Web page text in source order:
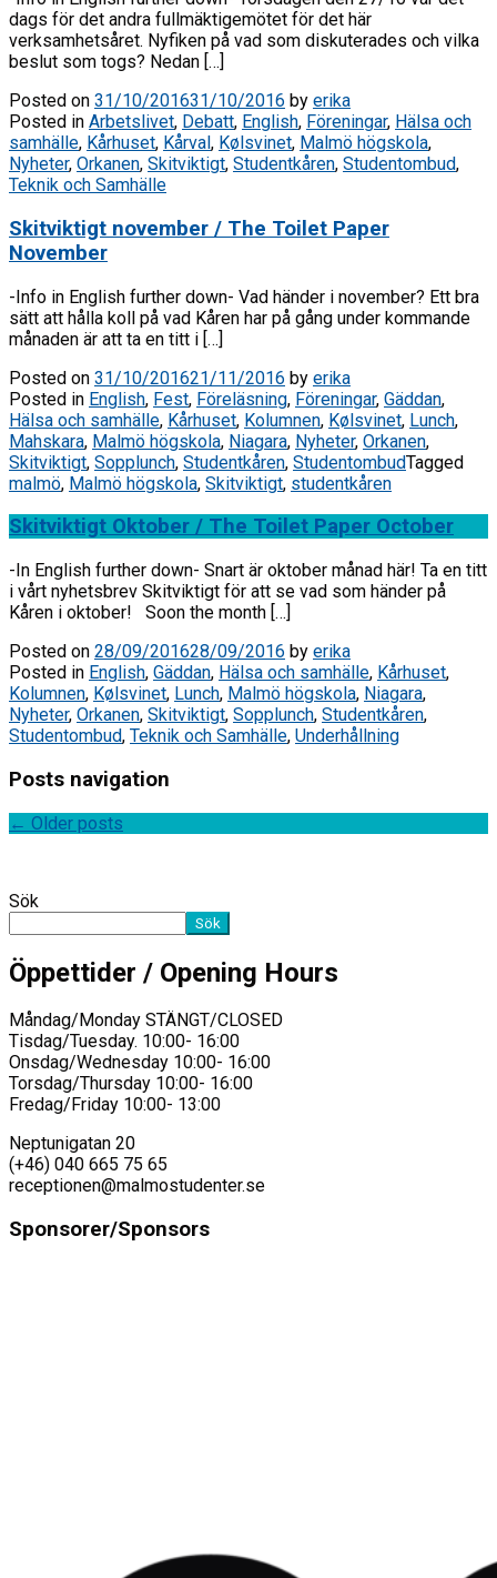
dags för det andra fullmäktigemötet för det här
verksamhetsåret. Nyfiken på vad som diskuterades och vilka
beslut som togs? Nedan […]
Posted on 31/10/201631/10/2016 by erika
Posted in Arbetslivet, Debatt, English, Föreningar, Hälsa och
samhälle, Kårhuset, Kårval , Kølsvinet, Malmö högskola,
Nyheter, Orkanen, Skitviktigt, Studentkåren, Studentombud,
Teknik och Samhälle
Skitviktigt november / The Toilet Paper
November
-Info in English further down- Vad händer i november? Ett bra
sätt att hålla koll på vad Kåren har på gång under kommande
månaden är att ta en titt i […]
Posted on 31/10/201621/11/2016 by erika
Posted in English, Fest, Föreläsning, Föreningar, Gäddan,
Hälsa och samhälle, Kårhuset, Kolumnen, Kølsvinet, Lunch,
Mahskara, Malmö högskola, Niagara, Nyheter, Orkanen,
Skitviktigt, Sopplunch, Studentkåren, StudentombudTagged
malmö, Malmö högskola, Skitviktigt, studentkåren
Skitviktigt Oktober / The Toilet Paper October
-In English further down- Snart är oktober månad här! Ta en titt
i vårt nyhetsbrev Skitviktigt för att se vad som händer på
Kåren i oktober! Soon the month […]
Posted on 28/09/201628/09/2016 by erika
Posted in English, Gäddan, Hälsa och samhälle, Kårhuset,
Kolumnen, Kølsvinet, Lunch, Malmö högskola, Niagara,
Nyheter, Orkanen, Skitviktigt, Sopplunch, Studentkåren,
Studentombud, Teknik och Samhälle, Underhållning
Posts navigation
← Older posts
Sök
Sök
Öppettider / Opening Hours
Måndag/Monday STÄNGT/CLOSED
Tisdag/Tuesday. 10:00- 16:00
Onsdag/Wednesday 10:00- 16:00
Torsdag/Thursday 10:00- 16:00
Fredag/Friday 10:00- 13:00
Neptunigatan 20
(+46) 040 665 75 65
receptionen@malmostudenter.se
Sponsorer/Sponsors